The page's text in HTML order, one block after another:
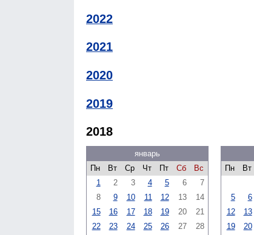
2022
2021
2020
2019
2018
январь
Пн
Вт Ср Чт Пт Сб
Вс
1
2 3 4 5 6
7
8
9 10 11 12 13
14
15
16 17 18 19 20
21
22
23 24 25 26 27
28
Пн
Вт
5
6
12
13
19
20